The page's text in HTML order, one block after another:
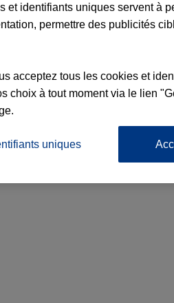
et identifiants uniques servent à
permettre des publicités
acceptez tous les cookies et
choix à tout moment via le lien
uniques